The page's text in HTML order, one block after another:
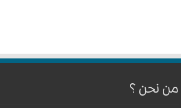
من نحن ؟